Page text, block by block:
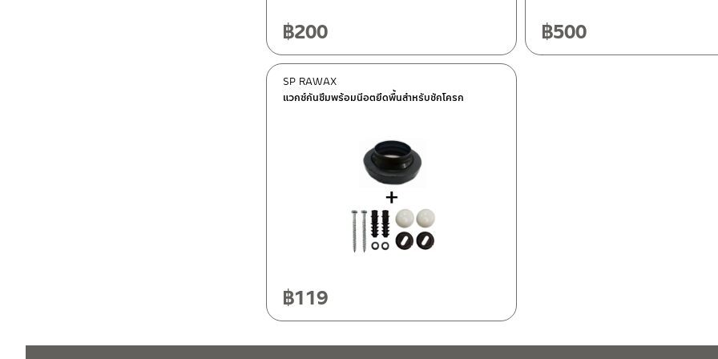
฿200 ฿500
แวกซ์กันซึมพร้อมนีอตยึดพื้นสำหรับชักโครก
SP RAWAX
฿119